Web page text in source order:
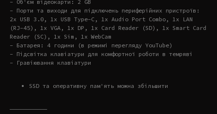
- Об'єм відеокарти: 2 GB
- Порти та виходи для підключень периферійних пристроїв:
2x USB 3.0, 1x USB Type-C, 1x Audio Port Combo, 1x LAN
(RJ-45), 1x VGA, 1x DP, 1x Card Reader (SD), 1x Smart Card
Reader (SC), 1x Sim, 1x WebCam
- Батарея: 4 години (в режимі перегляду YouTube)
- Підсвітка клавіатури для комфортної роботи в темряві
- Гравіювання клавіатури
SSD та оперативну пам'ять можна збільшити
———————————